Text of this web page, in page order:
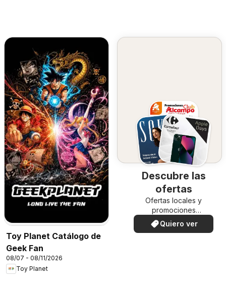
Toy Planet Catálogo de
Geek Fan
08/07 - 08/11/2026
Toy Planet
Descubre las
ofertas
Ofertas locales y
promociones
especiales.
Quiero ver